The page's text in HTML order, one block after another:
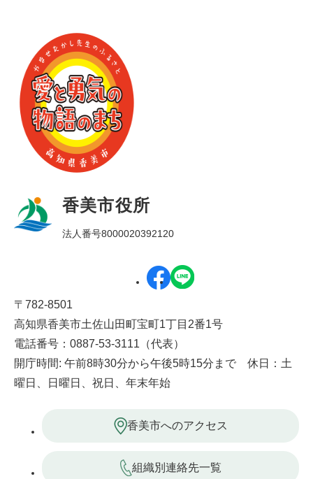
香美市役所
法人番号8000020392120
〒782-8501
高知県香美市土佐山田町宝町1丁目2番1号
電話番号：0887-53-3111（代表）
開庁時間: 午前8時30分から午後5時15分まで 休日：土
曜日、日曜日、祝日、年末年始
香美市へのアクセス
組織別連絡先一覧